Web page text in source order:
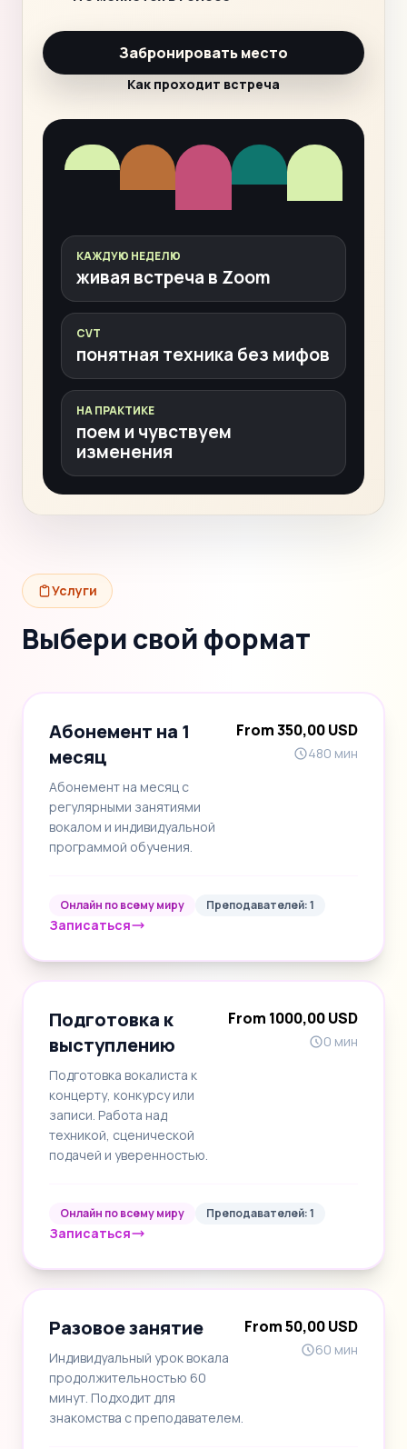
Забронировать место
Как проходит встреча
КАЖДУЮ НЕДЕЛЮ
живая встреча в Zoom
CVT
понятная техника без мифов
НА ПРАКТИКЕ
поем и чувствуем
изменения
Услуги
Выбери свой формат
Абонемент на 1
месяц
Абонемент на месяц с
регулярными занятиями
вокалом и индивидуальной
программой обучения.
From 350,00 USD
480 мин
Онлайн по всему миру Преподавателей: 1
Записаться
Подготовка к
выступлению
Подготовка вокалиста к
концерту, конкурсу или
записи. Работа над
техникой, сценической
подачей и уверенностью.
From 1000,00 USD
0 мин
Онлайн по всему миру Преподавателей: 1
Записаться
Разовое занятие
Индивидуальный урок вокала
продолжительностью 60
минут. Подходит для
знакомства с преподавателем.
From 50,00 USD
60 мин